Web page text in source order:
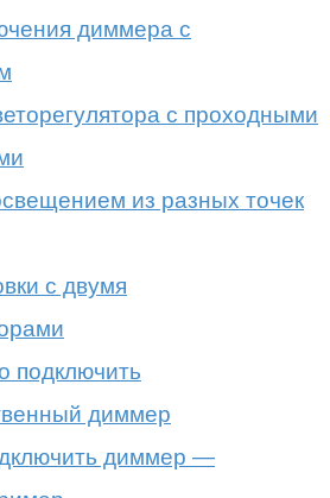
диммера с
с проходными
из разных точек
с двумя
подключить
диммер
диммер —